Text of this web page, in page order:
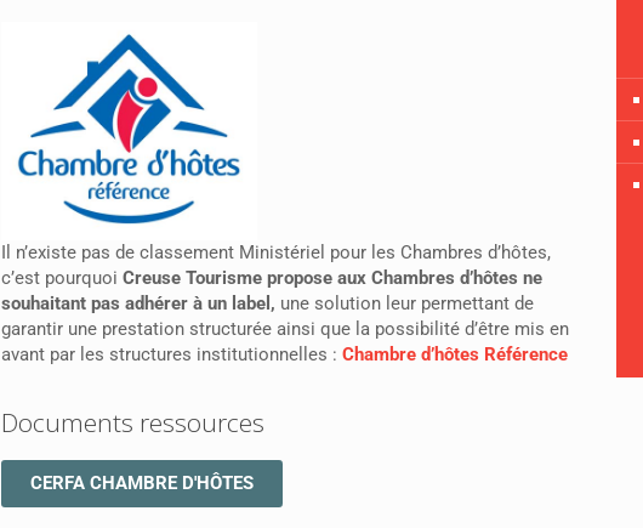
Il n’existe pas de classement Ministériel pour les Chambres d’hôtes,
c’est pourquoi Creuse Tourisme propose aux Chambres d’hôtes ne
souhaitant pas adhérer à un label, une solution leur permettant de
garantir une prestation structurée ainsi que la possibilité d’être mis en
avant par les structures institutionnelles : Chambre d’hôtes Référence
Documents ressources
CERFA CHAMBRE D'HÔTES